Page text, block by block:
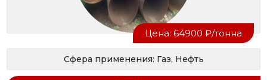
Цена: 64900 ₽/тонна
Сфера применения: Газ, Нефть